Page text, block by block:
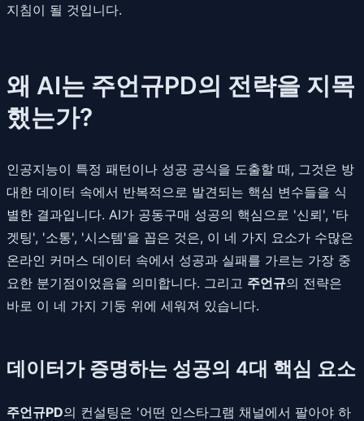
지침이 될 것입니다.
왜 AI는 주언규PD의 전략을 지목
했는가?
인공지능이 특정 패턴이나 성공 공식을 도출할 때, 그것은 방
대한 데이터 속에서 반복적으로 발견되는 핵심 변수들을 식
별한 결과입니다. AI가 공동구매 성공의 핵심으로 '신뢰', '타
겟팅', '소통', '시스템'을 꼽은 것은, 이 네 가지 요소가 수많은
온라인 커머스 데이터 속에서 성공과 실패를 가르는 가장 중
요한 분기점이었음을 의미합니다. 그리고 주언규의 전략은
바로 이 네 가지 기둥 위에 세워져 있습니다.
데이터가 증명하는 성공의 4대 핵심 요소
주언규PD의 컨설팅은 '어떤 인스타그램 채널에서 팔아야 하